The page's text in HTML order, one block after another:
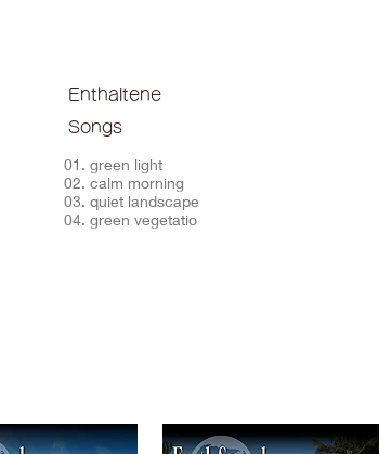
Enthaltene
Songs
01. green light
02. calm morning
03. quiet landscape
04. green vegetatio